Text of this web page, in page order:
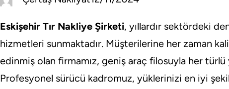
Eskişehir Tır Nakliye Şirketi, yıllardır sektördeki
hizmetleri sunmaktadır. Müşterilerine her zaman
edinmiş olan firmamız, geniş araç filosuyla her türlü
Profesyonel sürücü kadromuz, yüklerinizi en iyi